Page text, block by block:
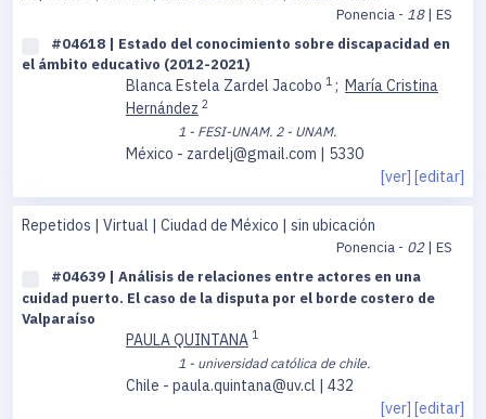
Ponencia - 18| ES
#04618 | Estado del conocimiento sobre discapacidad en
el ámbito educativo (2012-2021)
Blanca Estela Zardel Jacobo 1 ; María Cristina
Hernández 2
1 - FESI-UNAM. 2 - UNAM.
México - zardelj@gmail.com | 5330
[ver] [editar]
Repetidos | Virtual | Ciudad de México | sin ubicación
Ponencia - 02| ES
#04639 | Análisis de relaciones entre actores en una
cuidad puerto. El caso de la disputa por el borde costero de
Valparaíso
PAULA QUINTANA 1
1 - universidad católica de chile.
Chile - paula.quintana@uv.cl | 432
[ver] [editar]